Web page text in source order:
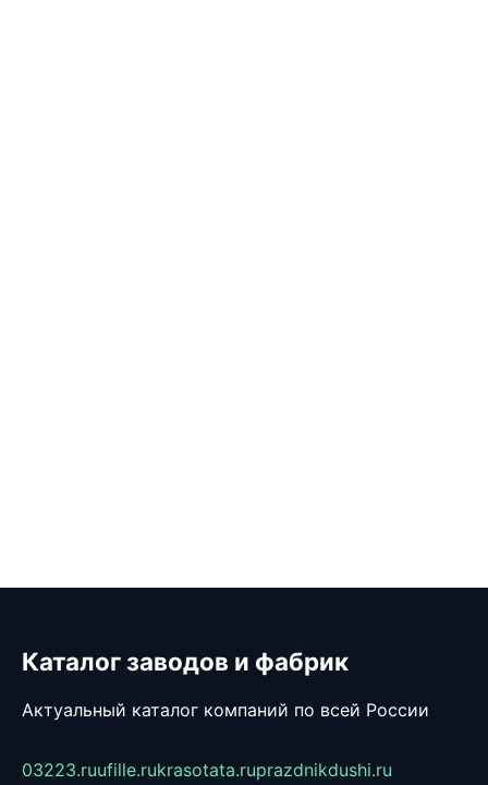
Каталог заводов и фабрик
Актуальный каталог компаний по всей России
03223.ruufille.rukrasotata.ruprazdnikdushi.ru